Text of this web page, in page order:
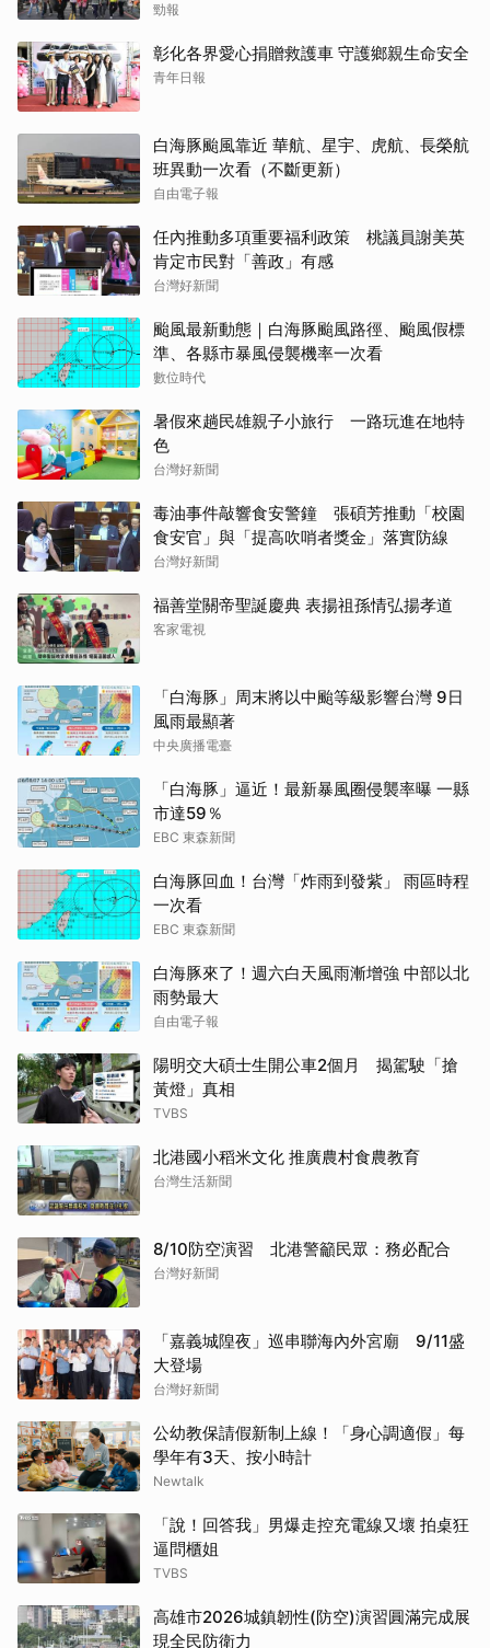
勁報
彰化各界愛心捐贈救護車 守護鄉親生命安全
青年日報
白海豚颱風靠近 華航、星宇、虎航、長榮航
班異動一次看（不斷更新）
自由電子報
任內推動多項重要福利政策 桃議員謝美英
肯定市民對「善政」有感
台灣好新聞
颱風最新動態｜白海豚颱風路徑、颱風假標
準、各縣市暴風侵襲機率一次看
數位時代
暑假來趟民雄親子小旅行 一路玩進在地特
色
台灣好新聞
毒油事件敲響食安警鐘 張碩芳推動「校園
食安官」與「提高吹哨者獎金」落實防線
台灣好新聞
福善堂關帝聖誕慶典 表揚祖孫情弘揚孝道
客家電視
「白海豚」周末將以中颱等級影響台灣 9日
風雨最顯著
中央廣播電臺
「白海豚」逼近！最新暴風圈侵襲率曝 一縣
市達59％
EBC 東森新聞
白海豚回血！台灣「炸雨到發紫」 雨區時程
一次看
EBC 東森新聞
白海豚來了！週六白天風雨漸增強 中部以北
雨勢最大
自由電子報
陽明交大碩士生開公車2個月 揭駕駛「搶
黃燈」真相
TVBS
北港國小稻米文化 推廣農村食農教育
台灣生活新聞
8/10防空演習 北港警籲民眾：務必配合
台灣好新聞
「嘉義城隍夜」巡串聯海內外宮廟 9/11盛
大登場
台灣好新聞
公幼教保請假新制上線！「身心調適假」每
學年有3天、按小時計
Newtalk
「說！回答我」男爆走控充電線又壞 拍桌狂
逼問櫃姐
TVBS
高雄市2026城鎮韌性(防空)演習圓滿完成展
現全民防衛力